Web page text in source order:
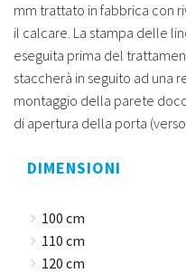
mm trattato in fabbrica con
il calcare. La stampa delle
eseguita prima del
staccherà in seguito ad una
montaggio della parete
di apertura della porta
DIMENSIONI
100 cm
110 cm
120 cm